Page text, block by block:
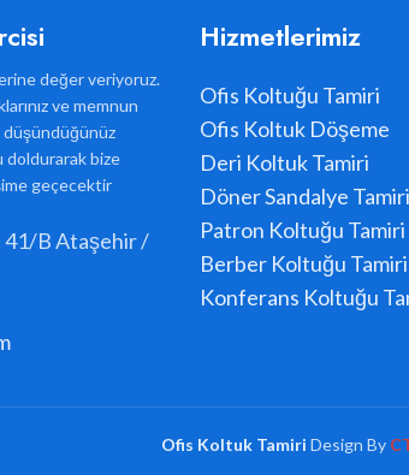
değer veriyoruz.
ve memnun
doldurarak bize
geçecektir
41/B Ataşehir /
Hizmetlerimiz
Ofis Koltuğu Tamiri
Ofis Koltuk Döşeme
Deri Koltuk Tamiri
Döner Sandalye Tamiri
Patron Koltuğu Tamiri
Berber Koltuğu Tamiri
Konferans Koltuğu
Ofis Koltuk Tamiri Design By